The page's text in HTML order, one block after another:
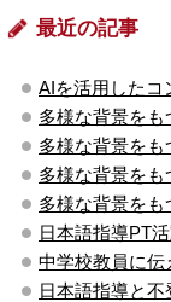
最近の記事
AIを活用したコ
多様な背景をも
多様な背景をも
多様な背景をも
多様な背景をも
日本語指導PT
中学校教員に伝
日本語指導と